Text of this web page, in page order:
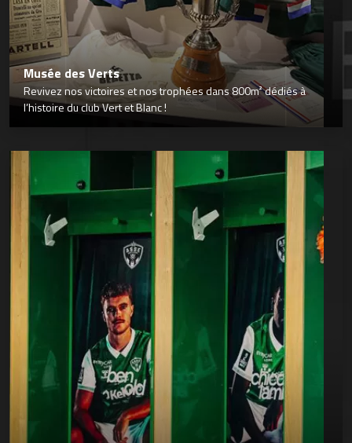
Musée des Verts
Revivez nos victoires et nos trophées dans 800m² dédiés à
l’histoire du club Vert et Blanc !